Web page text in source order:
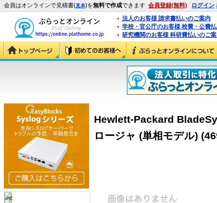
会員はオンラインで見積書(見本)を無料で作成できます 会員登録(無料) ログイン
法人のお客様 請求書払いのご案内
学校・官公庁のお客様 校費・公費
研究機関のお客様 科研費払いのご
Hewlett-Packard
ロージャ (単相モデル)